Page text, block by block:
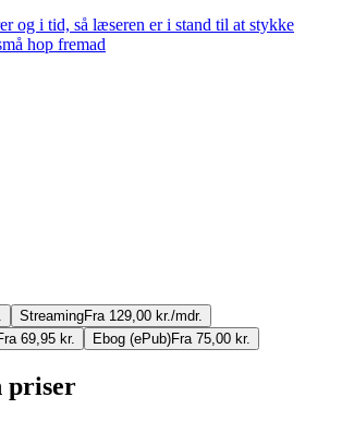
og i tid, så læseren er i stand til at stykke
hop fremad
StreamingFra 129,00 kr./mdr.
69,95 kr. Ebog (ePub)Fra 75,00 kr.
priser